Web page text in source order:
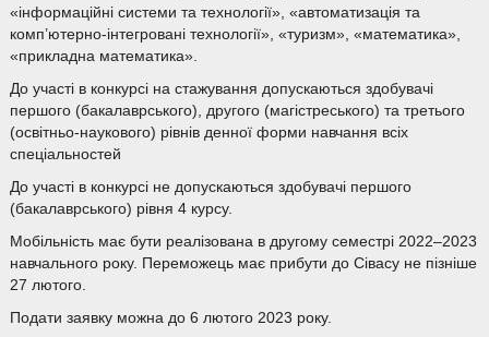
«інформаційні системи та технології», «автоматизація та
комп’ютерно-інтегровані технології», «туризм», «математика»,
«прикладна математика».
До участі в конкурсі на стажування допускаються здобувачі
першого (бакалаврського), другого (магістреського) та третього
(освітньо-наукового) рівнів денної форми навчання всіх
спеціальностей
До участі в конкурсі не допускаються здобувачі першого
(бакалаврського) рівня 4 курсу.
Мобільність має бути реалізована в другому семестрі 2022–2023
навчального року. Переможець має прибути до Сівасу не пізніше
27 лютого.
Подати заявку можна до 6 лютого 2023 року.